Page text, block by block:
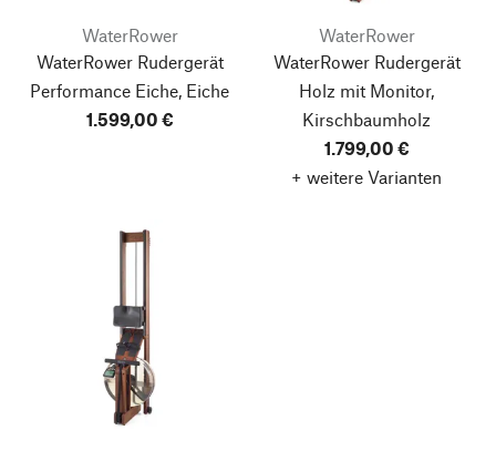
WaterRower
WaterRower Rudergerät
Performance Eiche, Eiche
1.599,00 €
WaterRower
WaterRower Rudergerät
Holz mit Monitor,
Kirschbaumholz
1.799,00 €
+ weitere Varianten